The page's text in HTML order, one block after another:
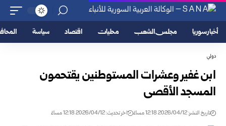
أخبار سوريا مجلس الشعب محليات اقتصاد سياسة
دولي
ابن غفير وعشرات المستوطنين يقتحمون
المسجد الأقصى
تاريخ النشر: 2026/04/12 12:18 مساءً اخر تحديث: 2026/04/12 12:18 مساءً